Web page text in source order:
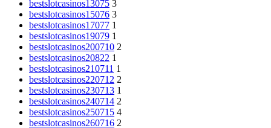
bestslotcasinos13075 3
bestslotcasinos15076 3
bestslotcasinos17077 1
bestslotcasinos19079 1
bestslotcasinos200710 2
bestslotcasinos20822 1
bestslotcasinos210711 1
bestslotcasinos220712 2
bestslotcasinos230713 1
bestslotcasinos240714 2
bestslotcasinos250715 4
bestslotcasinos260716 2